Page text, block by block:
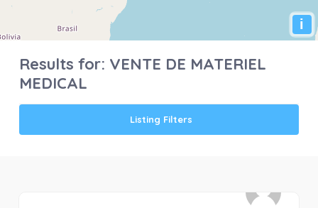
i
Results for: VENTE DE MATERIEL
MEDICAL
Listing Filters